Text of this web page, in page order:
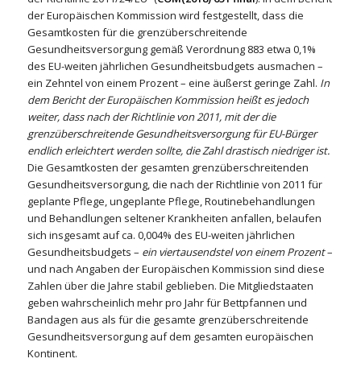
der Europäischen Kommission wird festgestellt, dass die
Gesamtkosten für die grenzüberschreitende
Gesundheitsversorgung gemäß Verordnung 883 etwa 0,1%
des EU-weiten jährlichen Gesundheitsbudgets ausmachen –
ein Zehntel von einem Prozent – eine äußerst geringe Zahl. In
dem Bericht der Europäischen Kommission heißt es jedoch
weiter, dass nach der Richtlinie von 2011, mit der die
grenzüberschreitende Gesundheitsversorgung für EU-Bürger
endlich erleichtert werden sollte, die Zahl drastisch niedriger ist.
Die Gesamtkosten der gesamten grenzüberschreitenden
Gesundheitsversorgung, die nach der Richtlinie von 2011 für
geplante Pflege, ungeplante Pflege, Routinebehandlungen
und Behandlungen seltener Krankheiten anfallen, belaufen
sich insgesamt auf ca. 0,004% des EU-weiten jährlichen
Gesundheitsbudgets – ein viertausendstel von einem Prozent–
und nach Angaben der Europäischen Kommission sind diese
Zahlen über die Jahre stabil geblieben. Die Mitgliedstaaten
geben wahrscheinlich mehr pro Jahr für Bettpfannen und
Bandagen aus als für die gesamte grenzüberschreitende
Gesundheitsversorgung auf dem gesamten europäischen
Kontinent.